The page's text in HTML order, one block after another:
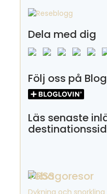
Dela med dig
Följ oss på
Läs senaste
Tobagoresor
Dykning och